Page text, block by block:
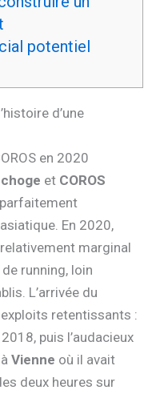
potentiel
d’une
en 2020
et COROS
En 2020,
marginal
running, loin
L’arrivée du
retentissants :
puis l’audacieux
àVienne où il avait
deux heures sur